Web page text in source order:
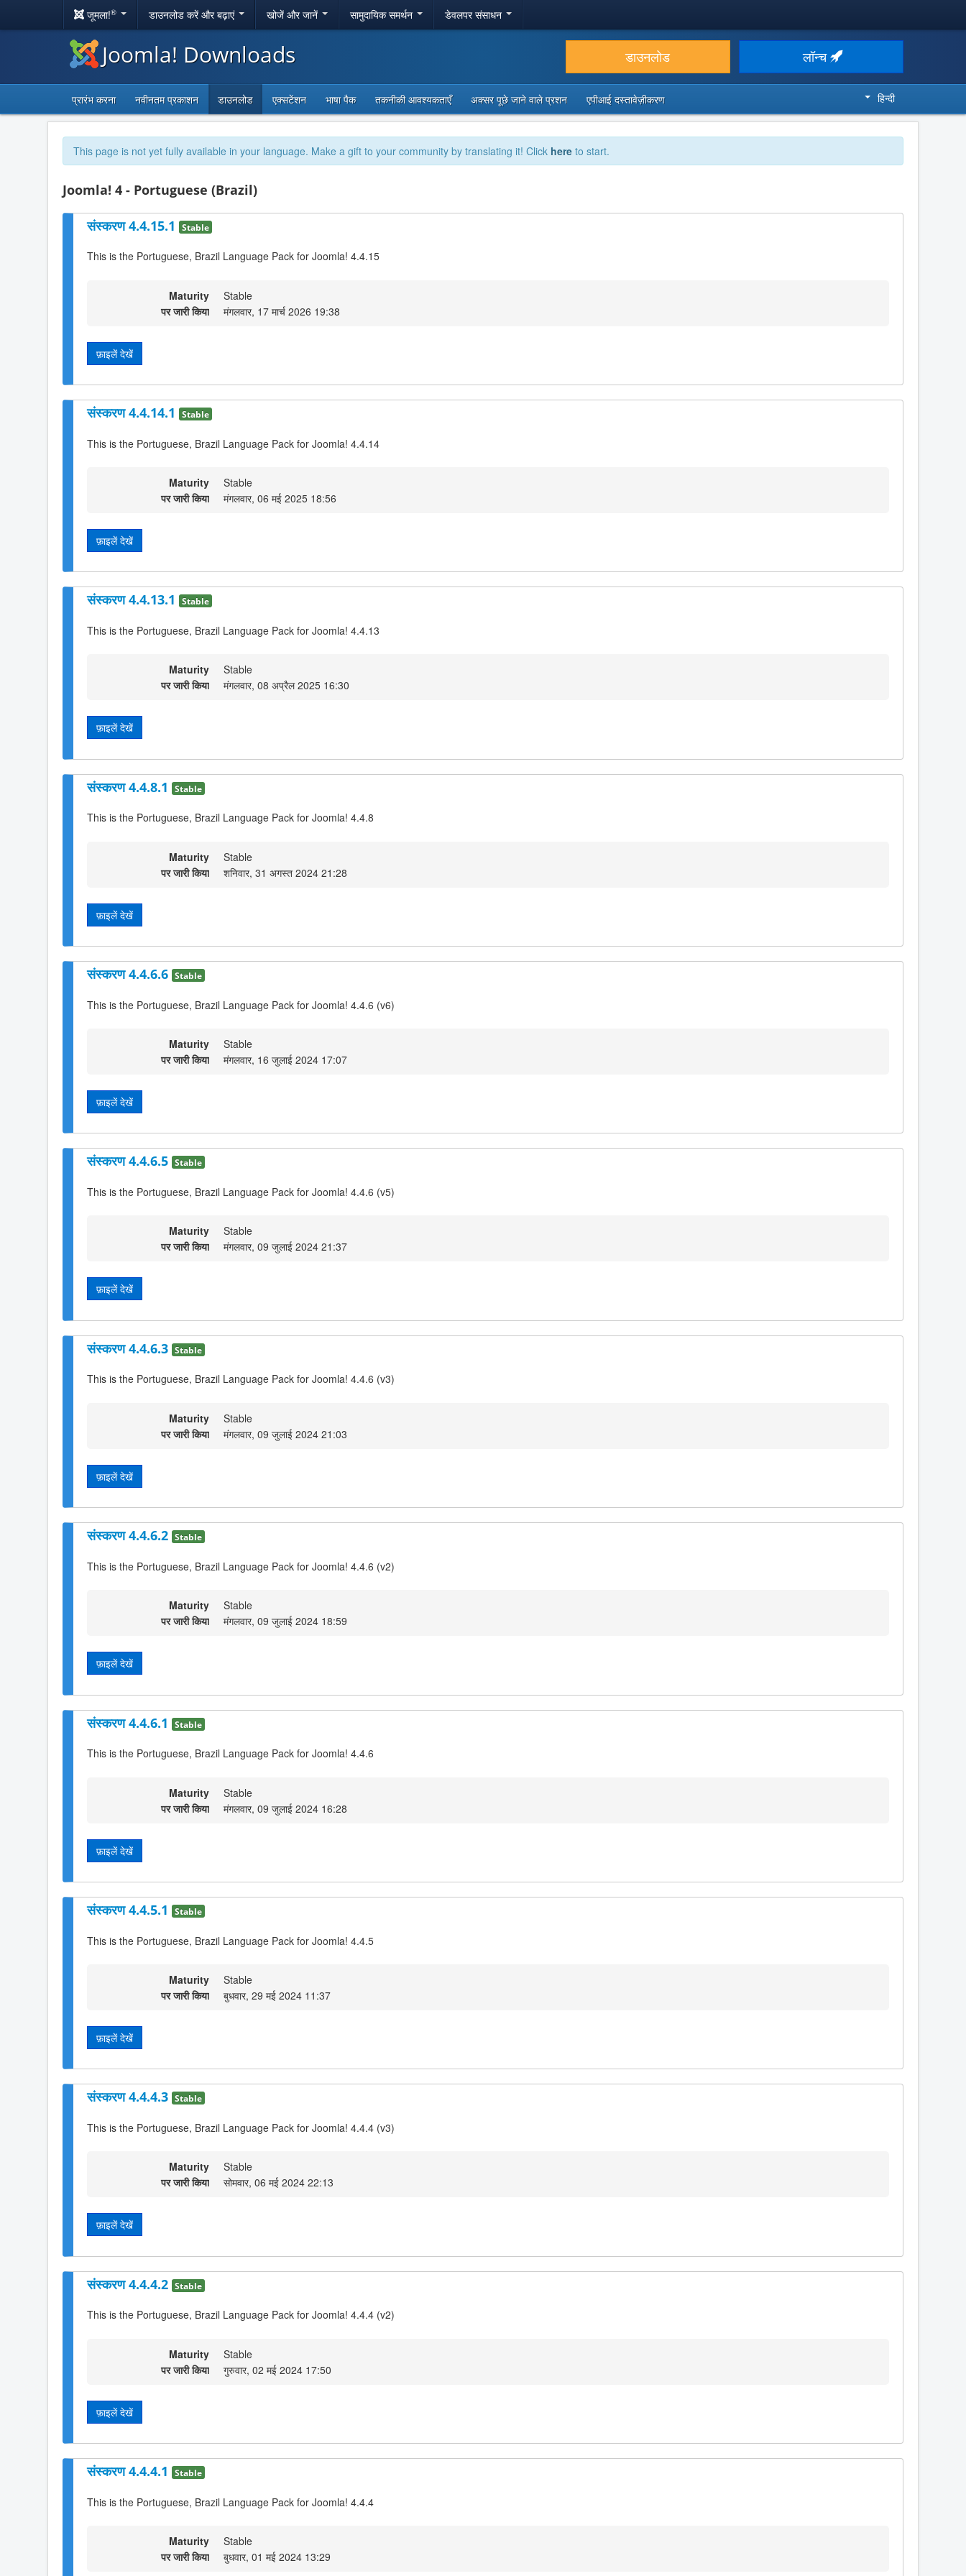
जूमला!® डाउनलोड करें और बढ़ाएं खोजें और जानें सामुदायिक समर्थन डेवलपर संसाधन
Joomla! Downloads डाउनलोड लॉन्च
प्रारंभ करना नवीनतम प्रकाशन डाउनलोड एक्सटेंशन भाषा पैक तकनीकी आवश्यकताएँ अक्सर पूछे जाने वाले प्रशन एपीआई दस्तावेज़ीकरण हिन्दी
This page is not yet fully available in your language. Make a gift to your community by translating it! Click here to start.
Joomla! 4 - Portuguese (Brazil)
संस्करण 4.4.15.1 Stable
This is the Portuguese, Brazil Language Pack for Joomla! 4.4.15
Maturity
Stable
पर जारी किया
मंगलवार, 17 मार्च 2026 19:38
फ़ाइलें देखें
संस्करण 4.4.14.1 Stable
This is the Portuguese, Brazil Language Pack for Joomla! 4.4.14
Maturity
Stable
पर जारी किया
मंगलवार, 06 मई 2025 18:56
फ़ाइलें देखें
संस्करण 4.4.13.1 Stable
This is the Portuguese, Brazil Language Pack for Joomla! 4.4.13
Maturity
Stable
पर जारी किया
मंगलवार, 08 अप्रैल 2025 16:30
फ़ाइलें देखें
संस्करण 4.4.8.1 Stable
This is the Portuguese, Brazil Language Pack for Joomla! 4.4.8
Maturity
Stable
पर जारी किया
शनिवार, 31 अगस्त 2024 21:28
फ़ाइलें देखें
संस्करण 4.4.6.6 Stable
This is the Portuguese, Brazil Language Pack for Joomla! 4.4.6 (v6)
Maturity
Stable
पर जारी किया
मंगलवार, 16 जुलाई 2024 17:07
फ़ाइलें देखें
संस्करण 4.4.6.5 Stable
This is the Portuguese, Brazil Language Pack for Joomla! 4.4.6 (v5)
Maturity
Stable
पर जारी किया
मंगलवार, 09 जुलाई 2024 21:37
फ़ाइलें देखें
संस्करण 4.4.6.3 Stable
This is the Portuguese, Brazil Language Pack for Joomla! 4.4.6 (v3)
Maturity
Stable
पर जारी किया
मंगलवार, 09 जुलाई 2024 21:03
फ़ाइलें देखें
संस्करण 4.4.6.2 Stable
This is the Portuguese, Brazil Language Pack for Joomla! 4.4.6 (v2)
Maturity
Stable
पर जारी किया
मंगलवार, 09 जुलाई 2024 18:59
फ़ाइलें देखें
संस्करण 4.4.6.1 Stable
This is the Portuguese, Brazil Language Pack for Joomla! 4.4.6
Maturity
Stable
पर जारी किया
मंगलवार, 09 जुलाई 2024 16:28
फ़ाइलें देखें
संस्करण 4.4.5.1 Stable
This is the Portuguese, Brazil Language Pack for Joomla! 4.4.5
Maturity
Stable
पर जारी किया
बुधवार, 29 मई 2024 11:37
फ़ाइलें देखें
संस्करण 4.4.4.3 Stable
This is the Portuguese, Brazil Language Pack for Joomla! 4.4.4 (v3)
Maturity
Stable
पर जारी किया
सोमवार, 06 मई 2024 22:13
फ़ाइलें देखें
संस्करण 4.4.4.2 Stable
This is the Portuguese, Brazil Language Pack for Joomla! 4.4.4 (v2)
Maturity
Stable
पर जारी किया
गुरुवार, 02 मई 2024 17:50
फ़ाइलें देखें
संस्करण 4.4.4.1 Stable
This is the Portuguese, Brazil Language Pack for Joomla! 4.4.4
Maturity
Stable
पर जारी किया
बुधवार, 01 मई 2024 13:29